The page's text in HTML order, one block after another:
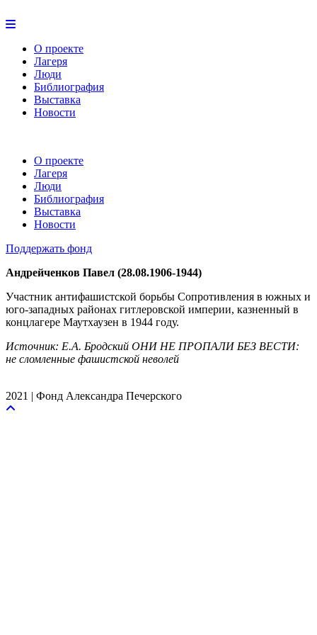
О проекте
Лагеря
Люди
Библиография
Выставка
Новости
О проекте
Лагеря
Люди
Библиография
Выставка
Новости
Поддержать фонд
Андрейченков Павел (28.08.1906-1944)
Участник антифашистской борьбы Сопротивления в южных и
юго-западных районах гитлеровской империи, казненный в
концлагере Маутхаузен в 1944 году.
Источник: Е.А. Бродский ОНИ НЕ ПРОПАЛИ БЕЗ ВЕСТИ:
не сломленные фашистской неволей
2021 | Фонд Александра Печерского